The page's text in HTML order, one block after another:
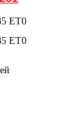
ET0
ET0